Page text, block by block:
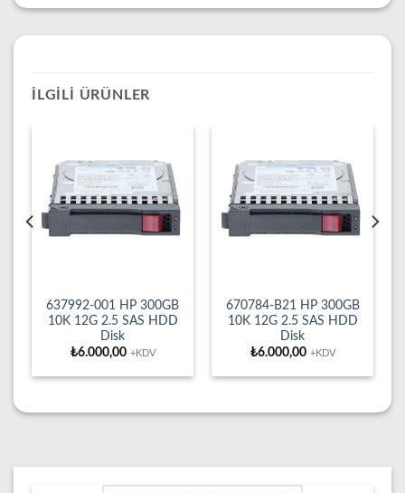
İLGILI ÜRÜNLER
637992-001 HP 300GB
10K 12G 2.5 SAS HDD
Disk
₺6.000,00 +KDV
670784-B21 HP 300GB
10K 12G 2.5 SAS HDD
Disk
₺6.000,00 +KDV